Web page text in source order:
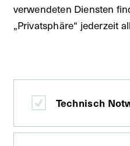
Datierung
Material
verwendeten Diensten
„Privatsphäre“ jederzeit
Technisch